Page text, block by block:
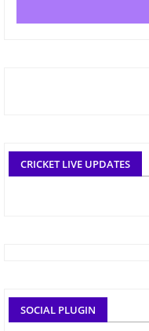
CRICKET LIVE UPDATES
SOCIAL PLUGIN